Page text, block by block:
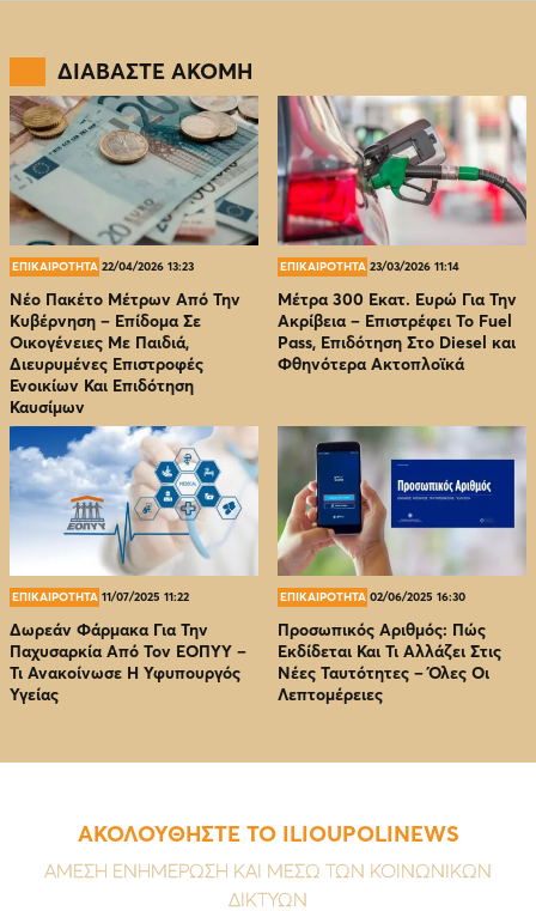
ΔΙΑΒΑΣΤΕ ΑΚΟΜΗ
ΕΠΙΚΑΙΡΟΤΗΤΑ 22/04/2026 13:23
Νέο Πακέτο Μέτρων Από Την
Κυβέρνηση – Επίδομα Σε
Οικογένειες Με Παιδιά,
Διευρυμένες Επιστροφές
Ενοικίων Και Επιδότηση
Καυσίμων
ΕΠΙΚΑΙΡΟΤΗΤΑ 23/03/2026 11:14
Μέτρα 300 Εκατ. Ευρώ Για Την
Ακρίβεια – Επιστρέφει Το Fuel
Pass, Επιδότηση Στο Diesel και
Φθηνότερα Ακτοπλοϊκά
ΕΠΙΚΑΙΡΟΤΗΤΑ 11/07/2025 11:22
Δωρεάν Φάρμακα Για Την
Παχυσαρκία Από Τον EOΠΥΥ –
Τι Ανακοίνωσε Η Υφυπουργός
Υγείας
ΕΠΙΚΑΙΡΟΤΗΤΑ 02/06/2025 16:30
Προσωπικός Αριθμός: Πώς
Εκδίδεται Και Τι Αλλάζει Στις
Νέες Ταυτότητες – Όλες Οι
Λεπτομέρειες
ΑΚΟΛΟΥΘΗΣΤΕ ΤΟ ILIOUPOLINEWS
ΑΜΕΣΗ ΕΝΗΜΕΡΩΣΗ ΚΑΙ ΜΕΣΩ ΤΩΝ ΚΟΙΝΩΝΙΚΩΝ
ΔΙΚΤΥΩΝ